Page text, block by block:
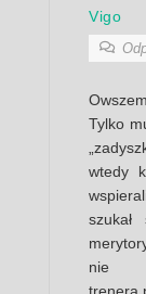
Vigo
Tylko
wtedy
nie